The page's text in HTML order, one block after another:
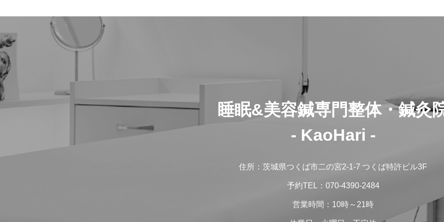
睡眠&美容鍼専門整体・鍼灸
- KaoHari -
住所：茨城県つくば市二の宮2-1-7 つくば特許ビル3F
予約TEL：070-4390-2484
営業時間：10時～21時